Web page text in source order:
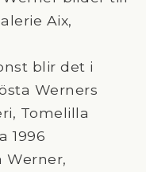
Aix,
blir det i
Werners
Tomelilla
1996
Werner,